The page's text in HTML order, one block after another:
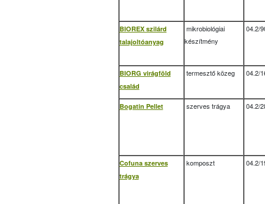
BIOREX szilárd
talajoltóanyag
mikrobiológiai
készítmény
04.2/
BIORG virágföld
család
termesztő közeg 04.2/
Bogatin Pellet szerves trágya 04.2/
Cofuna szerves
trágya
komposzt 04.2/